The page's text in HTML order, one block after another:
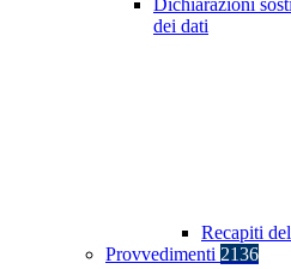
Dichiarazioni
dei dati
Recapiti
Provvedimenti 2136